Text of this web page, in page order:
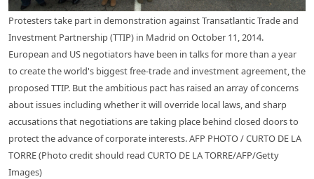
Protesters take part in demonstration against Transatlantic Trade and
Investment Partnership (TTIP) in Madrid on October 11, 2014.
European and US negotiators have been in talks for more than a year
to create the world's biggest free-trade and investment agreement, the
proposed TTIP. But the ambitious pact has raised an array of concerns
about issues including whether it will override local laws, and sharp
accusations that negotiations are taking place behind closed doors to
protect the advance of corporate interests. AFP PHOTO / CURTO DE LA
TORRE (Photo credit should read CURTO DE LA TORRE/AFP/Getty
Images)